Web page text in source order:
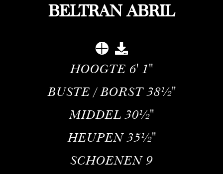
BELTRAN ABRIL
HOOGTE 6' 1''
BUSTE / BORST 38½''
MIDDEL 30½''
HEUPEN 35½''
SCHOENEN 9